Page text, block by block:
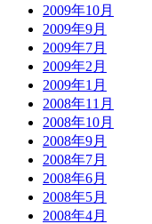
2009年10月
2009年9月
2009年7月
2009年2月
2009年1月
2008年11月
2008年10月
2008年9月
2008年7月
2008年6月
2008年5月
2008年4月